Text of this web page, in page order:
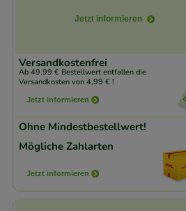
Jetzt informieren
Versandkostenfrei
Ab 49,99 € Bestellwert entfallen die
Versandkosten von 4,99 € !
Jetzt informieren
Ohne Mindestbestellwert!
Mögliche Zahlarten
Jetzt informieren